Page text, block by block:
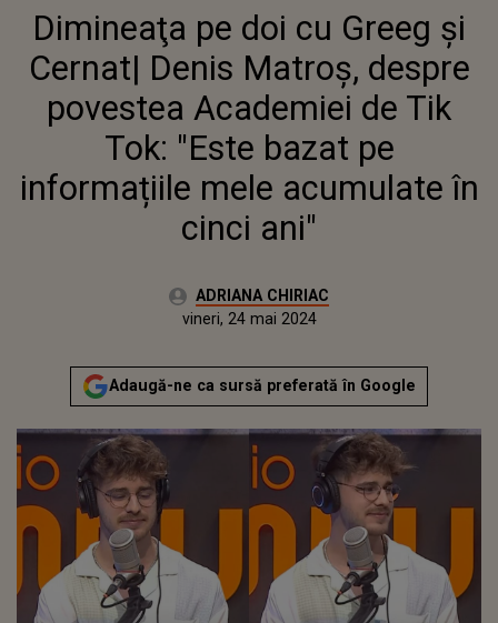
CERNAT| DENIS MATROȘ,
DESPRE POVESTEA ACADEMIEI
DE TIK TOK: "ESTE BAZAT PE
INFORMAȚIILE MELE
ACUMULATE ÎN CINCI ANI"
Dimineaţa pe doi cu Greeg şi
Cernat| Denis Matroș, despre
povestea Academiei de Tik
Tok: "Este bazat pe
informațiile mele acumulate în
cinci ani"
Autor:ADRIANA CHIRIAC
Actualizat:
vineri, 24 mai 2024
Adaugă-ne ca sursă preferată în Google